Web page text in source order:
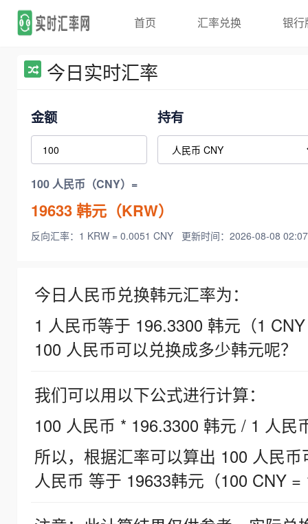
首页 汇率兑换 银行
今日实时汇率
金额 持有
100 人民币（CNY）=
19633韩元（KRW）
反向汇率：1 KRW = 0.0051 CNY 更新时间：2026-08-08
今日人民币兑换韩元汇率为：
1 人民币等于 196.3300 韩元（1
100 人民币可以兑换成多少韩元呢？
我们可以用以下公式进行计算：
100 人民币 * 196.3300 韩元 / 1 人民
所以，根据汇率可以算出 100 人民
人民币 等于 19633韩元（100 CNY =